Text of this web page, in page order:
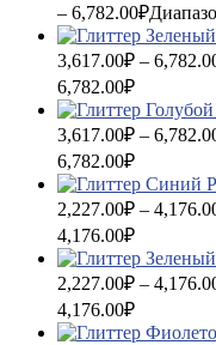
– 6,782.00₽
3,617.00₽ –
6,782.00₽
3,617.00₽ –
6,782.00₽
2,227.00₽ –
4,176.00₽
2,227.00₽ –
4,176.00₽